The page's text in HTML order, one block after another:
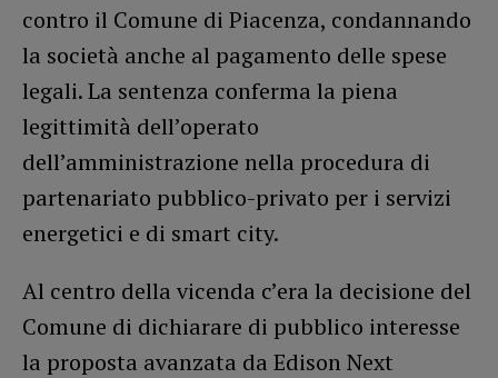
contro il Comune di Piacenza, condannando
la società anche al pagamento delle spese
legali. La sentenza conferma la piena
legittimità dell’operato
dell’amministrazione nella procedura di
partenariato pubblico-privato per i servizi
energetici e di smart city.
Al centro della vicenda c’era la decisione del
Comune di dichiarare di pubblico interesse
la proposta avanzata da Edison Next